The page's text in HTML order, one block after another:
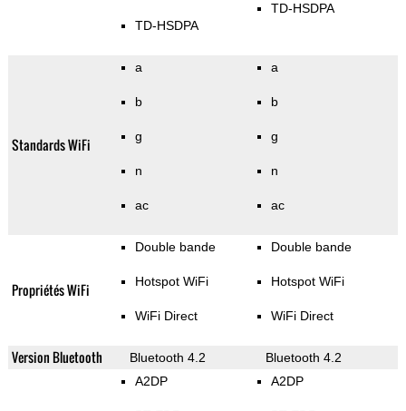
TD-HSDPA
TD-HSDPA
Standards WiFi
a
b
g
n
ac
a
b
g
n
ac
Propriétés WiFi
Double bande
Hotspot WiFi
WiFi Direct
Double bande
Hotspot WiFi
WiFi Direct
Version Bluetooth Bluetooth 4.2 Bluetooth 4.2
A2DP A2DP